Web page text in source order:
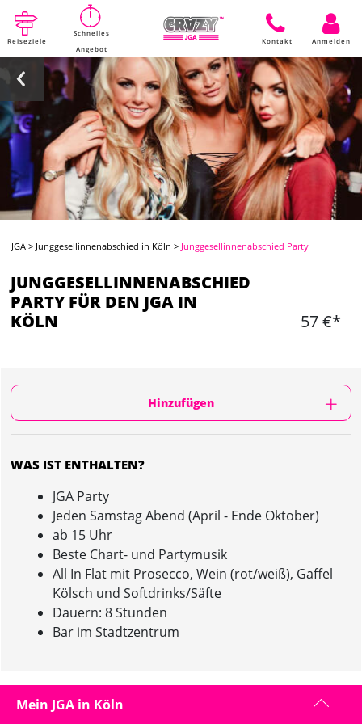
Reiseziele
Schnelles
Angebot
Kontakt Anmelden
JGA > Junggesellinnenabschied in Köln > Junggesellinnenabschied Party
JUNGGESELLINNENABSCHIED
PARTY FÜR DEN JGA IN
KÖLN
57 €*
Hinzufügen
WAS IST ENTHALTEN?
JGA Party
Jeden Samstag Abend (April - Ende Oktober)
ab 15 Uhr
Beste Chart- und Partymusik
All In Flat mit Prosecco, Wein (rot/weiß), Gaffel
Kölsch und Softdrinks/Säfte
Dauern: 8 Stunden
Bar im Stadtzentrum
JUNGGESELLINNENABSCHIED PARTY IN KÖLN :
INFORMATION
Mein JGA in Köln